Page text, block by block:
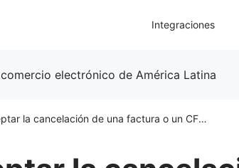
Integraciones
electrónico de América Latina
Cómo aceptar la cancelación de una factura o un CFDI en México